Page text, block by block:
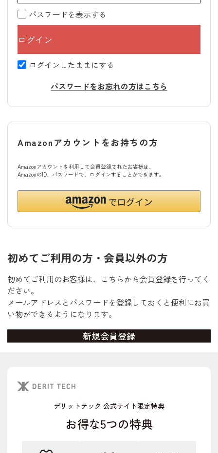
パスワードを表示する
ログインしたままにする
パスワードをお忘れの方はこちら
Amazonアカウントをお持ちの方
Amazonアカウントを利用して会員登録されたお客様は、
AmazonのID、パスワードで、ログインすることができます。
初めてご利用の方・会員以外の方
初めてご利用のお客様は、こちらから会員登録を行ってく
ださい。
メールアドレスとパスワードを登録しておくと便利にお買
い物ができるようになります。
デリットテック 公式サイト限定特典
お得な5つの特典